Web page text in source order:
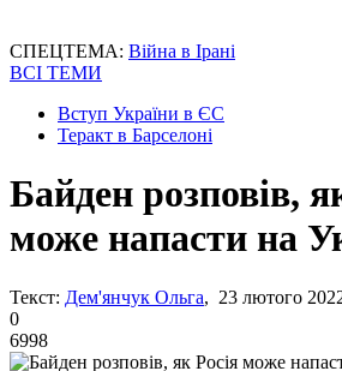
СПЕЦТЕМА: Війна в Ірані
ВСІ ТЕМИ
Вступ України в ЄС
Теракт в Барселоні
Байден розповів,
може напасти на
Текст: Дем'янчук Ольга, 23 лютого
0
6998